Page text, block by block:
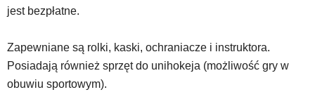
zatem
obsługiwana
jest
standardowy
jest bezpłatne.
Zapewniane są rolki, kaski, ochraniacze i instruktora.
Posiadają również sprzęt do unihokeja (możliwość gry w
obuwiu sportowym).